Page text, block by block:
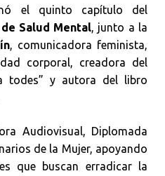
el quinto capítulo del
Salud Mental, junto a la
, comunicadora feminista,
corporal, creadora del
todes” y autora del libro
Audiovisual, Diplomada
de la Mujer, apoyando
que buscan erradicar la